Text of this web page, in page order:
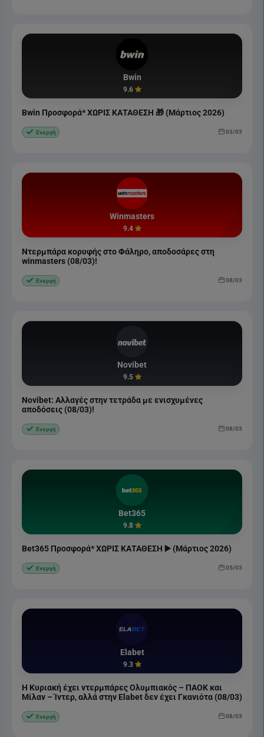
Bwin
9.6
Bwin Προσφορά* ΧΩΡΙΣ ΚΑΤΑΘΕΣΗ 🎁 (Μάρτιος 2026)
Ενεργή 03/03
Winmasters
9.4
Ντερμπάρα κορυφής στο Φάληρο, αποδοσάρες στη
winmasters (08/03)!
Ενεργή 08/03
Novibet
9.5
Novibet: Αλλαγές στην τετράδα με ενισχυμένες
αποδόσεις (08/03)!
Ενεργή 08/03
Bet365
9.8
Bet365 Προσφορά* ΧΩΡΙΣ ΚΑΤΑΘΕΣΗ ▶️ (Μάρτιος 2026)
Ενεργή 05/03
Elabet
9.3
Η Κυριακή έχει ντερμπάρες Ολυμπιακός – ΠΑΟΚ και
Μίλαν – Ίντερ, αλλά στην Elabet δεν έχει Γκανιότα (08/03)
Ενεργή 08/03